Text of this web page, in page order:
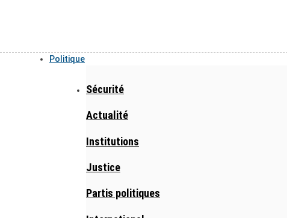
Politique
Sécurité
Actualité
Institutions
Justice
Partis politiques